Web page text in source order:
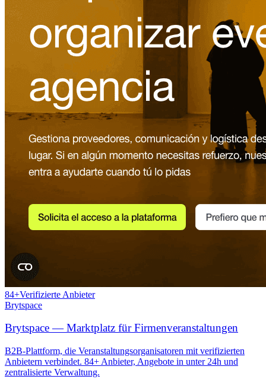
84+Verifizierte Anbieter
Brytspace
Brytspace — Marktplatz für Firmenveranstaltungen
B2B-Plattform, die Veranstaltungsorganisatoren mit verifizierten
Anbietern verbindet. 84+ Anbieter, Angebote in unter 24h und
zentralisierte Verwaltung.